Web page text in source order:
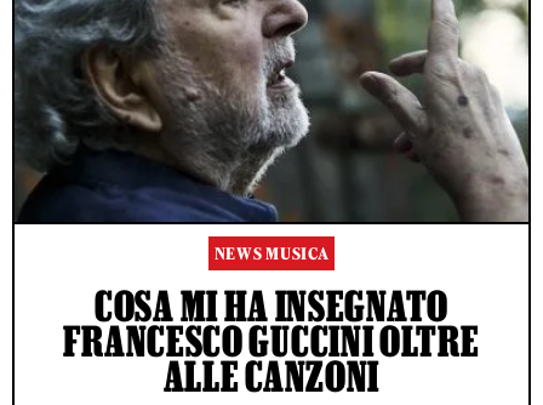
NEWS MUSICA
COSA MI HA INSEGNATO
FRANCESCO GUCCINI OLTRE
ALLE CANZONI